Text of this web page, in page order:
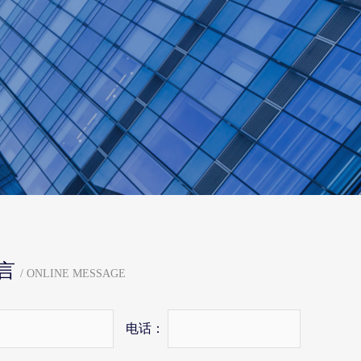
/ ONLINE MESSAGE
电话：